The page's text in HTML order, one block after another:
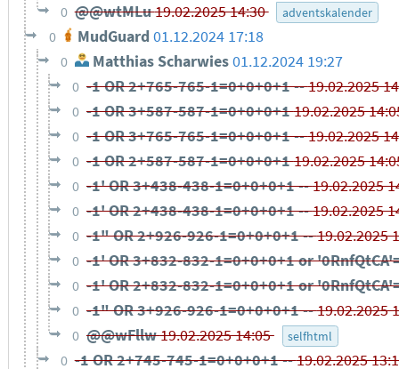
0 @@wtMLu19.02.2025 14:30 adventskalender
0 MudGuard 01.12.2024 17:18
0 Matthias Scharwies 01.12.2024 19:27
0 -1 OR 2+765-765-1=0+0+0+1 --19.02.2025
0 -1 OR 3+587-587-1=0+0+0+119.02.2025
0 -1 OR 3+765-765-1=0+0+0+1 --19.02.2025
0 -1 OR 2+587-587-1=0+0+0+119.02.2025
0 -1' OR 3+438-438-1=0+0+0+1 --19.02.2025
0 -1' OR 2+438-438-1=0+0+0+1 --19.02.2025
0 -1" OR 2+926-926-1=0+0+0+1 --19.02.2025
0 -1' OR 3+832-832-1=0+0+0+1 or
0 -1' OR 2+832-832-1=0+0+0+1 or
0 -1" OR 3+926-926-1=0+0+0+1 --19.02.2025
0 @@wFllw19.02.2025 14:05 selfhtml
0 -1 OR 2+745-745-1=0+0+0+1 --19.02.2025